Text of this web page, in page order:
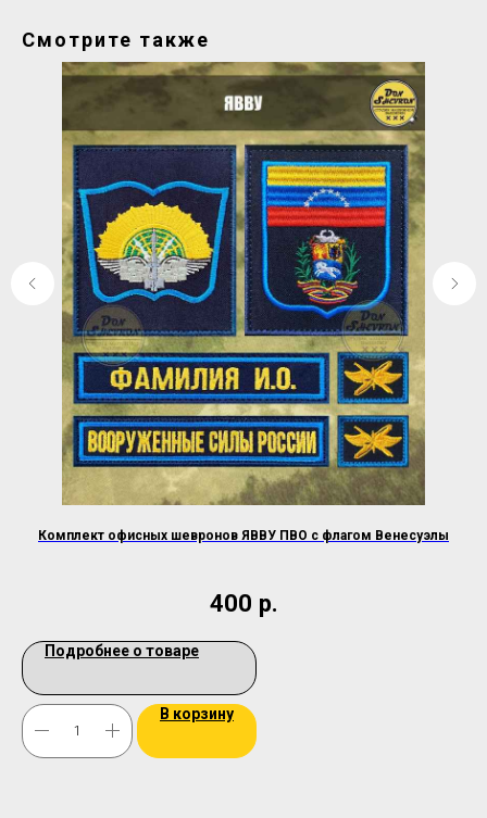
Смотрите также
Комплект офисных шевронов ЯВВУ ПВО с флагом Венесуэлы
400 р.
Подробнее о товаре
В корзину